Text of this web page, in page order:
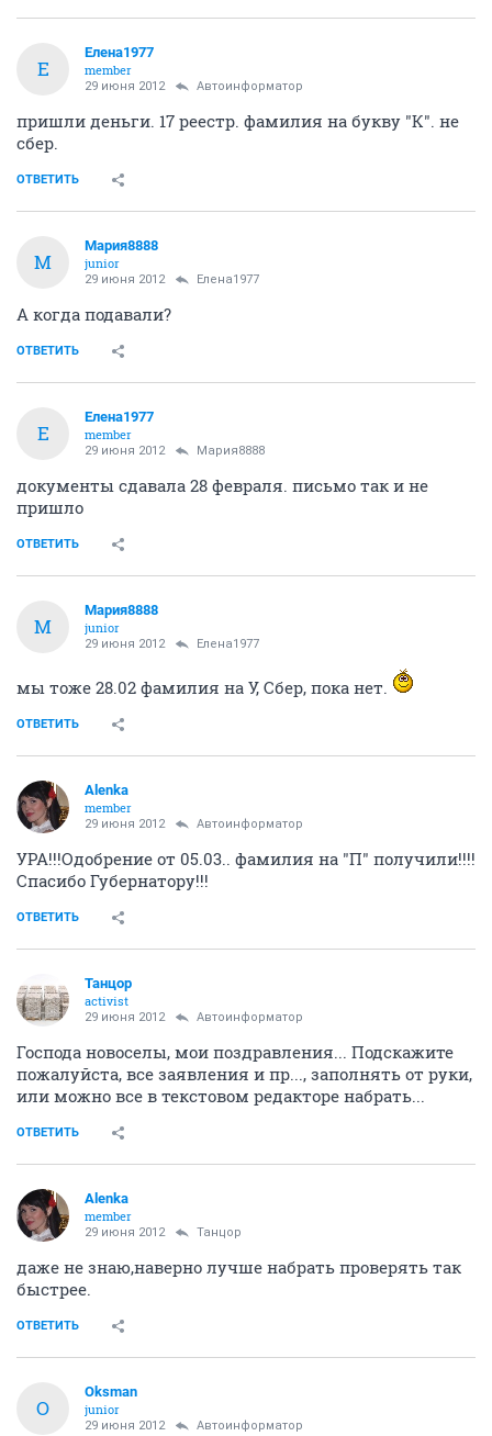
Е
Елена1977
member
29 июня 2012 Автоинформатор
пришли деньги. 17 реестр. фамилия на букву "К". не
сбер.
ОТВЕТИТЬ
М
Мария8888
junior
29 июня 2012 Елена1977
А когда подавали?
ОТВЕТИТЬ
Е
Елена1977
member
29 июня 2012 Мария8888
документы сдавала 28 февраля. письмо так и не
пришло
ОТВЕТИТЬ
М
Мария8888
junior
29 июня 2012 Елена1977
мы тоже 28.02 фамилия на У, Сбер, пока нет.
ОТВЕТИТЬ
Аlеnka
member
29 июня 2012 Автоинформатор
УРА!!!Одобрение от 05.03.. фамилия на "П" получили!!!!
Спасибо Губернатору!!!
ОТВЕТИТЬ
Танцор
activist
29 июня 2012 Автоинформатор
Господа новоселы, мои поздравления... Подскажите
пожалуйста, все заявления и пр..., заполнять от руки,
или можно все в текстовом редакторе набрать...
ОТВЕТИТЬ
Аlеnka
member
29 июня 2012 Танцор
даже не знаю,наверно лучше набрать проверять так
быстрее.
ОТВЕТИТЬ
O
Oksman
junior
29 июня 2012 Автоинформатор